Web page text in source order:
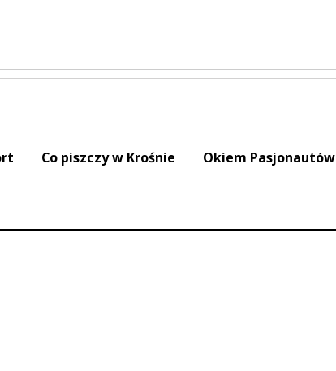
Co piszczy w Krośnie Okiem Pasjonautów